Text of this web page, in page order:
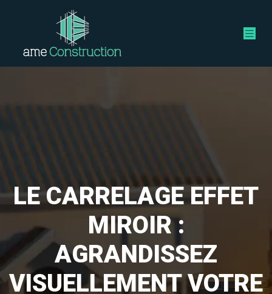
LE CARRELAGE EFFET
MIROIR :
AGRANDISSEZ
VISUELLEMENT VOTRE